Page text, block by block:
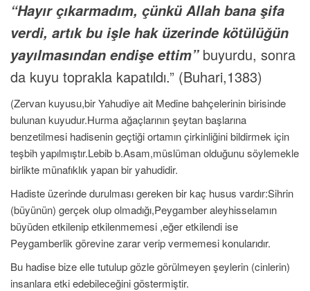
“Hayır çıkarmadım, çünkü Allah bana şifa
verdi, artık bu işle hak üzerinde kötülüğün
yayılmasından endişe ettim”buyurdu, sonra
da kuyu toprakla kapatıldı.” (Buhari,1383)
(Zervan kuyusu,bir Yahudiye ait Medine bahçelerinin birisinde
bulunan kuyudur.Hurma ağaçlarının şeytan başlarına
benzetilmesi hadisenin geçtiği ortamın çirkinliğini bildirmek için
teşbih yapılmıştır.Lebib b.Asam,müslüman olduğunu söylemekle
birlikte münafıklık yapan bir yahudidir.
Hadiste üzerinde durulması gereken bir kaç husus vardır:Sihrin
(büyünün) gerçek olup olmadığı,Peygamber aleyhisselamın
büyüden etkilenip etkilenmemesi ,eğer etkilendi ise
Peygamberlik görevine zarar verip vermemesi konularıdır.
Bu hadise bize elle tutulup gözle görülmeyen şeylerin (cinlerin)
insanlara etki edebileceğini göstermiştir.